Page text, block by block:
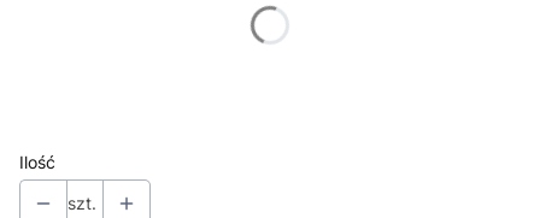
Odbiór możliwy po min. 3 dniach roboczych – podaj datę
Ilość
szt.